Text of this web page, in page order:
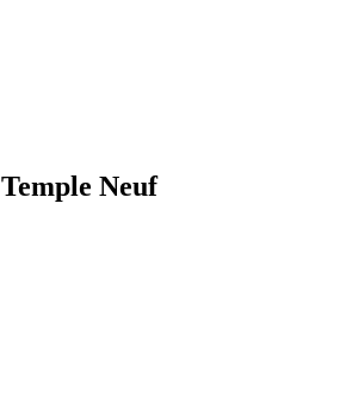
Temple Neuf